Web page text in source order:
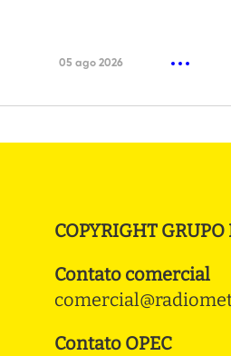
05 ago 2026
COPYRIGHT GRUPO
Contato comercial
Contato OPEC